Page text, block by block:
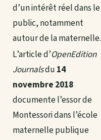
d’un intérêt réel dans le
public, notamment
autour de la maternelle.
L’article d’OpenEdition
Journalsdu 14
novembre 2018
documente l’essor de
Montessori dans l’école
maternelle publique